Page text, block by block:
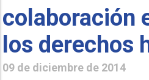
colaboración
los derechos
09 de diciembre de 2014